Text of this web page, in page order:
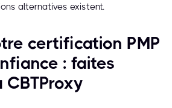
alternatives existent.
certification PMP
: faites